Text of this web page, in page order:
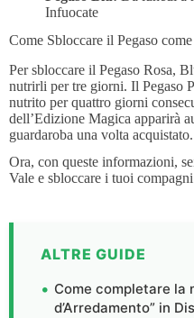
Infuocate
Come Sbloccare il Pegaso
Per sbloccare il Pegaso Rosa,
nutrirli per tre giorni. Il Pegaso
nutrito per quattro giorni
dell’Edizione Magica apparirà
guardaroba una volta acquistato.
Ora, con queste informazioni,
Vale e sbloccare i tuoi
ALTRE GUIDE
Come completare la
d’Arredamento” in